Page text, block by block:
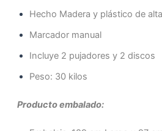
Hecho Madera y plástico de
Marcador manual
Incluye 2 pujadores y 2 discos
Peso: 30 kilos
Producto embalado: